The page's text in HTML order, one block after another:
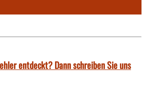
entdeckt? Dann schreiben Sie uns